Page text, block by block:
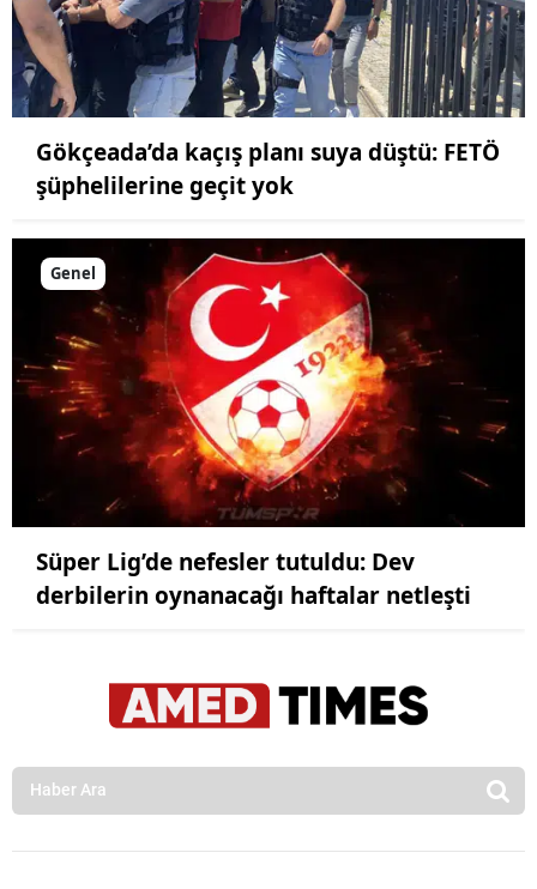
Gökçeada’da kaçış planı suya düştü: FETÖ
şüphelilerine geçit yok
Genel
Süper Lig’de nefesler tutuldu: Dev
derbilerin oynanacağı haftalar netleşti